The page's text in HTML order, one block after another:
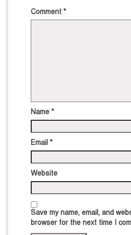
Comment *
Name *
Email *
Website
Save my name, email, and
browser for the next time I